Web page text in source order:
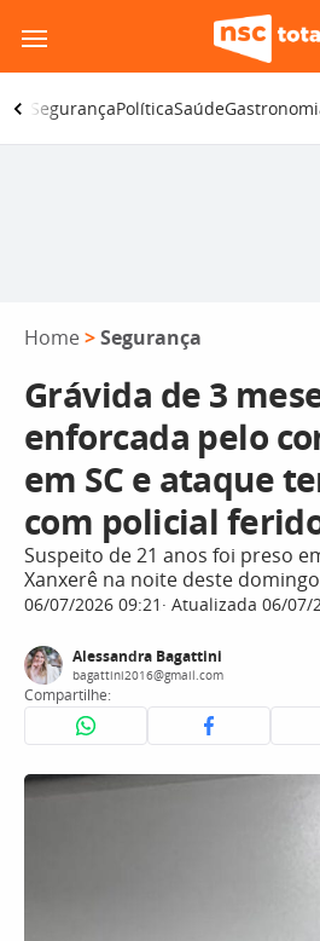
para
o
conteúdo
SegurançaPolíticaSaúde
Home >Segurança
Grávida de 3
enforcada pelo
em SC e ataque
com policial
Suspeito de 21 anos foi preso
Xanxerê na noite deste
06/07/2026 09:21 Atualizada 06/07/
Alessandra Bagattini
bagattini2016@gmail.com
Compartilhe: